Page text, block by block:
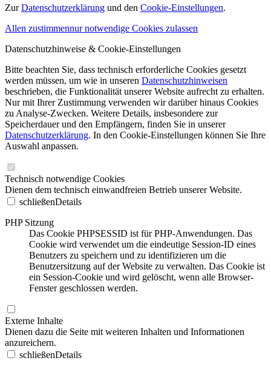
ZurDatenschutzerklärung und den Cookie-Einstellungen.
Allen zustimmennur notwendige Cookies zulassen
Datenschutzhinweise & Cookie-Einstellungen
Bitte beachten Sie, dass technisch erforderliche Cookies gesetzt
werden müssen, um wie in unseren Datenschutzhinweisen
beschrieben, die Funktionalität unserer Website aufrecht zu erhalten.
Nur mit Ihrer Zustimmung verwenden wir darüber hinaus Cookies
zu Analyse-Zwecken. Weitere Details, insbesondere zur
Speicherdauer und den Empfängern, finden Sie in unserer
Datenschutzerklärung. In den Cookie-Einstellungen können Sie Ihre
Auswahl anpassen.
Technisch notwendige Cookies
Dienen dem technisch einwandfreien Betrieb unserer Website.
schließenDetails
PHP Sitzung
Das Cookie PHPSESSID ist für PHP-Anwendungen. Das
Cookie wird verwendet um die eindeutige Session-ID eines
Benutzers zu speichern und zu identifizieren um die
Benutzersitzung auf der Website zu verwalten. Das Cookie ist
ein Session-Cookie und wird gelöscht, wenn alle Browser-
Fenster geschlossen werden.
Externe Inhalte
Dienen dazu die Seite mit weiteren Inhalten und Informationen
anzureichern.
schließenDetails